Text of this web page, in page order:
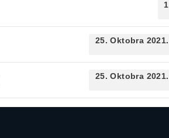
1
25. Oktobra 2021.
25. Oktobra 2021.